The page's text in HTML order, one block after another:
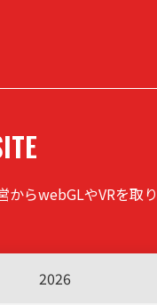
からwebGLやVRを取
2026